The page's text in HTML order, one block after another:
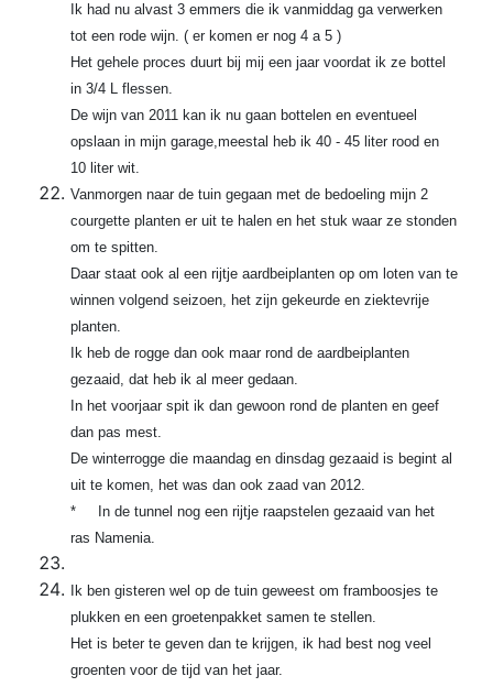
Ik had nu alvast 3 emmers die ik vanmiddag ga verwerken
tot een rode wijn. ( er komen er nog 4 a 5 )
Het gehele proces duurt bij mij een jaar voordat ik ze bottel
in 3/4 L flessen.
De wijn van 2011 kan ik nu gaan bottelen en eventueel
opslaan in mijn garage,meestal heb ik 40 - 45 liter rood en
10 liter wit.
Vanmorgen naar de tuin gegaan met de bedoeling mijn 2
courgette planten er uit te halen en het stuk waar ze stonden
om te spitten.
Daar staat ook al een rijtje aardbeiplanten op om loten van te
winnen volgend seizoen, het zijn gekeurde en ziektevrije
planten.
Ik heb de rogge dan ook maar rond de aardbeiplanten
gezaaid, dat heb ik al meer gedaan.
In het voorjaar spit ik dan gewoon rond de planten en geef
dan pas mest.
De winterrogge die maandag en dinsdag gezaaid is begint al
uit te komen, het was dan ook zaad van 2012.
* In de tunnel nog een rijtje raapstelen gezaaid van het
ras Namenia.
Ik ben gisteren wel op de tuin geweest om framboosjes te
plukken en een groetenpakket samen te stellen.
Het is beter te geven dan te krijgen, ik had best nog veel
groenten voor de tijd van het jaar.